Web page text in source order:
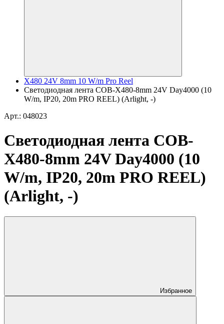
X480 24V 8mm 10 W/m Pro Reel
Светодиодная лента COB-X480-8mm 24V Day4000 (10
W/m, IP20, 20m PRO REEL) (Arlight, -)
Арт.: 048023
Светодиодная лента COB-
X480-8mm 24V Day4000 (10
W/m, IP20, 20m PRO REEL)
(Arlight, -)
Избранное